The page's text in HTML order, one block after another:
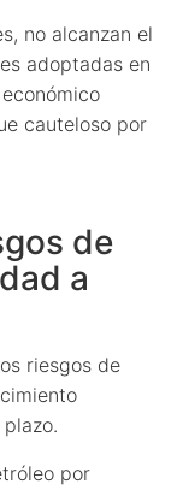
no alcanzan el
adoptadas en
cauteloso por
de
a
riesgos de
por